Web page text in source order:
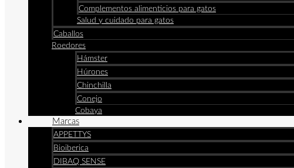
Complementos alimenticios para gatos
Salud y cuidado para gatos
Caballos
Roedores
Hámster
Húrones
Chinchilla
Conejo
Cobaya
Marcas
APPETTYS
Bioiberica
DIBAQ SENSE